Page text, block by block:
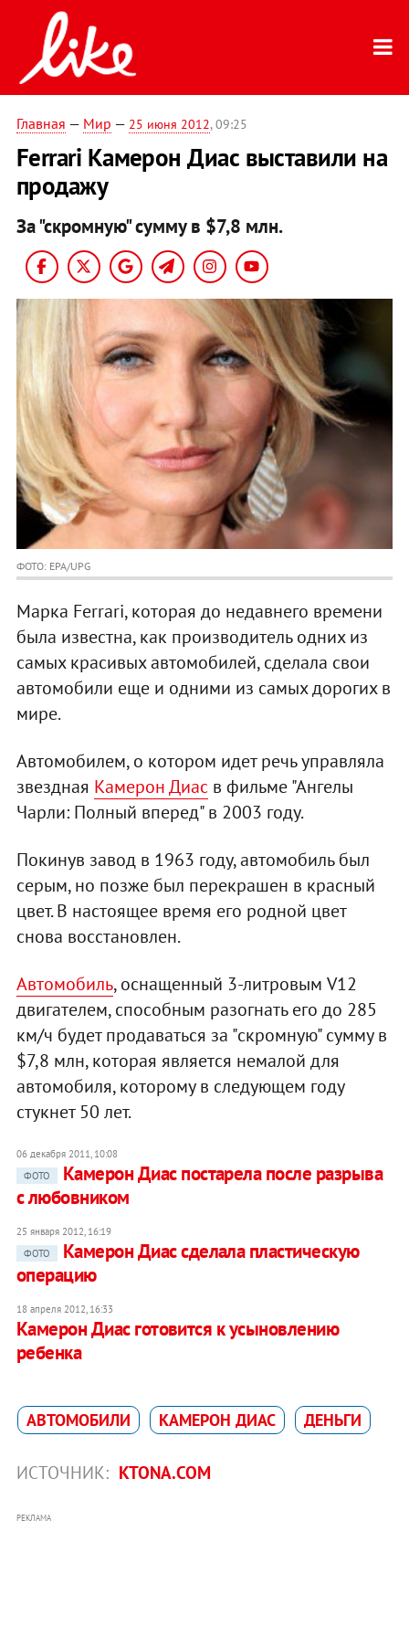
Главная — Мир — 25 июня 2012, 09:25
Ferrari Камерон Диас выставили на
продажу
За "скромную" сумму в $7,8 млн.
ФОТО: EPA/UPG
Марка Ferrari, которая до недавнего времени
была известна, как производитель одних из
самых красивых автомобилей, сделала свои
автомобили еще и одними из самых дорогих в
мире.
Автомобилем, о котором идет речь управляла
звездная Камерон Диасв фильме "Ангелы
Чарли: Полный вперед" в 2003 году.
Покинув завод в 1963 году, автомобиль был
серым, но позже был перекрашен в красный
цвет. В настоящее время его родной цвет
снова восстановлен.
Автомобиль, оснащенный 3-литровым V12
двигателем, способным разогнать его до 285
км/ч будет продаваться за "скромную" сумму в
$7,8 млн, которая является немалой для
автомобиля, которому в следующем году
стукнет 50 лет.
06 декабря 2011, 10:08
ФОТО
Камерон Диас постарела после разрыва
с любовником
25 января 2012, 16:19
ФОТО
Камерон Диас сделала пластическую
операцию
18 апреля 2012, 16:33
Камерон Диас готовится к усыновлению
ребенка
АВТОМОБИЛИ КАМЕРОН ДИАС ДЕНЬГИ
ИСТОЧНИК: KTONA.COM
РЕКЛАМА